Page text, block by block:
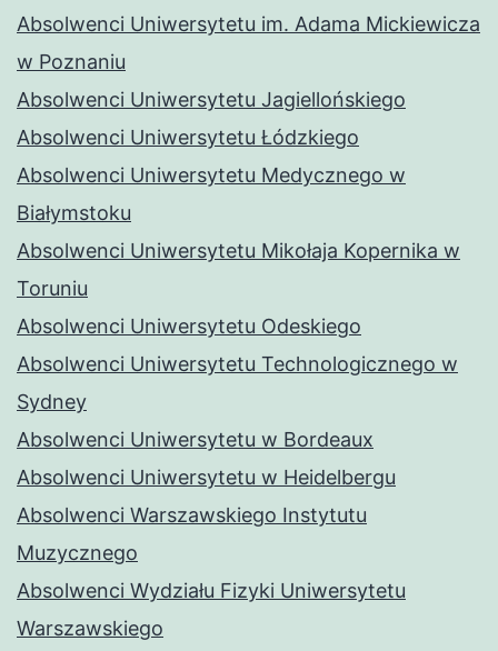
Absolwenci Uniwersytetu im. Adama Mickiewicza
w Poznaniu
Absolwenci Uniwersytetu Jagiellońskiego
Absolwenci Uniwersytetu Łódzkiego
Absolwenci Uniwersytetu Medycznego w
Białymstoku
Absolwenci Uniwersytetu Mikołaja Kopernika w
Toruniu
Absolwenci Uniwersytetu Odeskiego
Absolwenci Uniwersytetu Technologicznego w
Sydney
Absolwenci Uniwersytetu w Bordeaux
Absolwenci Uniwersytetu w Heidelbergu
Absolwenci Warszawskiego Instytutu
Muzycznego
Absolwenci Wydziału Fizyki Uniwersytetu
Warszawskiego